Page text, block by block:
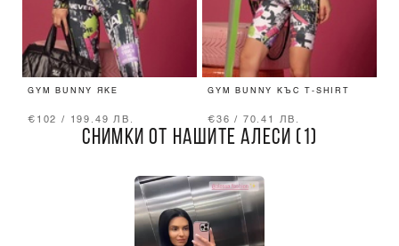
GYM BUNNY ЯКЕ
€102 / 199.49 ЛВ.
GYM BUNNY КЪС T-SHIRT
€36 / 70.41 ЛВ.
СНИМКИ ОТ НАШИТЕ АЛЕСИ (1)